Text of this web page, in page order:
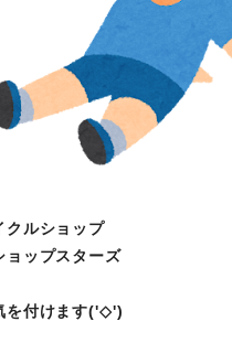
クルショップ
ョップスターズ
を付けます('◇')ゞ